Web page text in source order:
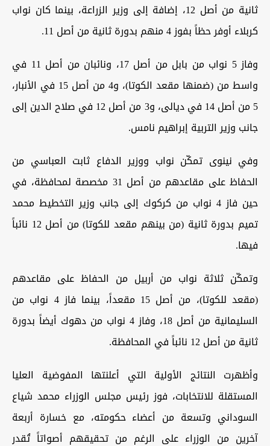
ثانية من أصل 12، إضافة إلى وزير الزراعة، بينما كان نواب
كربلاء أوفر حظاً بفوز 4 منهم بدورة ثانية من أصل 11
.
وفاز 5 نواب من بابل من أصل 17، ونائبان من أصل 11 في
واسط من (ضمنها مقعد الكوتا)، و4 من أصل 15 في الأنبار،
5 من أصل 14 في ديالى، و3 من أصل 12 في صلاح الدين إلى
جانب وزير التربية إبراهيم نامس.
وفي نينوى تمكّن نواب ووزير الدفاع ثابت العباسي من
الحفاظ على مقاعدهم من أصل 31 مخصصة لمحافظة، في
حين فاز 4 نواب من كركوك إلى جانب وزير التخطيط محمد
تميم بدورة ثانية (من بينهم مقعد للكوتا) من أصل 12 نائباً
فيها.
وتمكّن ثلاثة نواب من أربيل من الحفاظ على مقاعدهم
(مقعد للكوتا)، من أصل 15 مقعداً، بينما فاز 4 نواب من
السليمانية من أصل 18، وفاز 4 نواب من دهوك أيضاً بدورة
ثانية من أصل 12 نائباً في المحافظة
.
وأظهرت النتائج الأولية التي أعلنتها المفوضية العليا
المستقلة للانتخابات، فوز رئيس مجلس الوزراء محمد شياع
السوداني وتسعة من أعضاء حكومته، مع خسارة أربعة
آخرين من الوزراء على الرغم من تحقيقهم أصواتاً تُقدر